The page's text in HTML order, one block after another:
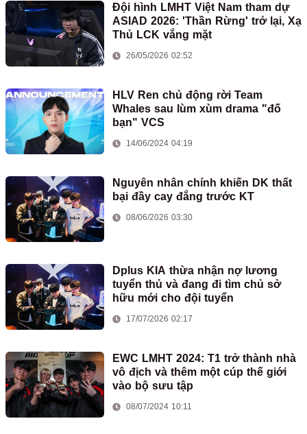
Đội hình LMHT Việt Nam tham dự
ASIAD 2026: 'Thần Rừng' trở lại, Xạ
Thủ LCK vắng mặt
26/05/2026 02:52
HLV Ren chủ động rời Team
Whales sau lùm xùm drama "đố
bạn" VCS
14/06/2024 04:19
Nguyên nhân chính khiến DK thất
bại đầy cay đắng trước KT
08/06/2026 03:30
Dplus KIA thừa nhận nợ lương
tuyển thủ và đang đi tìm chủ sở
hữu mới cho đội tuyển
17/07/2026 02:17
EWC LMHT 2024: T1 trở thành nhà
vô địch và thêm một cúp thế giới
vào bộ sưu tập
08/07/2024 10:11